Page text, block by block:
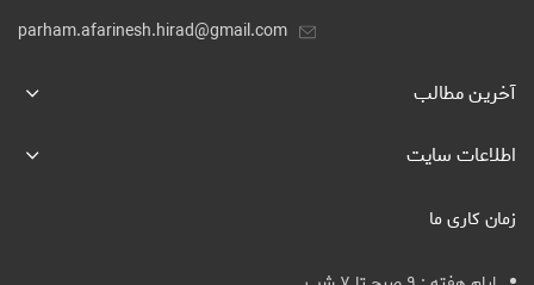
parham.afarinesh.hirad@gmail.com
آخرین مطالب
اطلاعات سایت
زمان کاری ما